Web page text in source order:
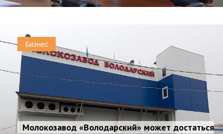
Бизнес
Молокозавод «Володарский» может достаться